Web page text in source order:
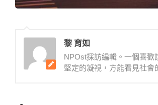
黎 育如
NPOst採訪編輯。一個喜歡
堅定的凝視，方能看見社會